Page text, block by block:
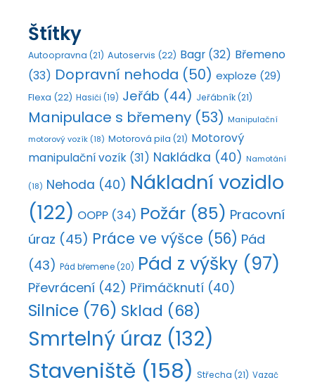
Štítky
Autoopravna (21) Autoservis (22) Bagr (32) Břemeno
(33) Dopravní nehoda (50) exploze (29)
Flexa (22) Hasiči (19) Jeřáb (44) Jeřábník(21)
Manipulace s břemeny (53) Manipulační
motorový vozík (18) Motorová pila (21) Motorový
manipulační vozík (31) Nakládka (40) Namotání
(18) Nehoda (40) Nákladní vozidlo
(122) OOPP (34) Požár (85) Pracovní
úraz (45) Práce ve výšce (56) Pád
(43) Pád břemene(20) Pád z výšky (97)
Převrácení (42) Přimáčknutí (40)
Silnice (76) Sklad (68)
Smrtelný úraz (132)
Staveniště (158) Střecha (21) Vazač